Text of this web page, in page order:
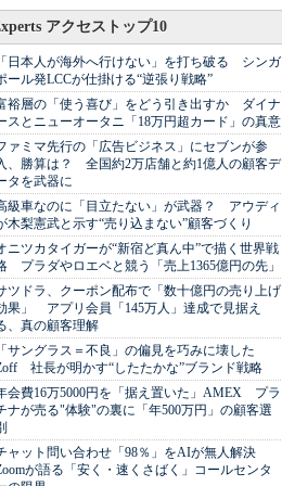
アクセストップ10
日本人が海外へ行けない」を打ち破る シンガ
ール発LCCが仕掛ける“逆張り戦略”
裕層の「使う喜び」をどう引き出すか ダイナ
スとニューオータニ「18万円超カード」の真意
ァミマ先行の「広告ビジネス」にセブンが参
、勝算は？ 全国約2万店舗と約1億人の顧客デ
タを武器に
級車なのに「目立たない」が武器？ アウディ
木梨憲武と示す“売り込まない”顧客づくり
ニツカタイガーが“新宿ど真ん中”で描く世界戦
プラダやロエベと競う「売上1365億円の先」
ツドラ、クーポン配布で「数十億円の売り上げ
果」 アプリ会員「145万人」達成で見据え
、真の顧客理解
サングラス＝不良」の偏見を巧みに壊した
社長が明かす“したたかな”ブランド戦略
会費16万5000円を「据え置いた」AMEX プラ
ナが売る"体験"の裏に「年500万円」の顧客選
ャット問い合わせ「98％」をAIが無人解決
が語る「安く・速くさばく」コールセンタ